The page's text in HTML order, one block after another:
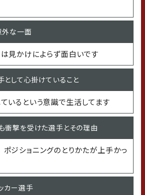
外な一面
見かけによらず面白いです
として心掛けていること
いるという意識で生活してます
衝撃を受けた選手とその理由
ジショニングのとりかたが上手かっ
カー選手
なんでも嬉しいです
苦手なこと
SNS
今年「挑戦」したいこと
いった目に見える結果を出すこと
好きな食べ物